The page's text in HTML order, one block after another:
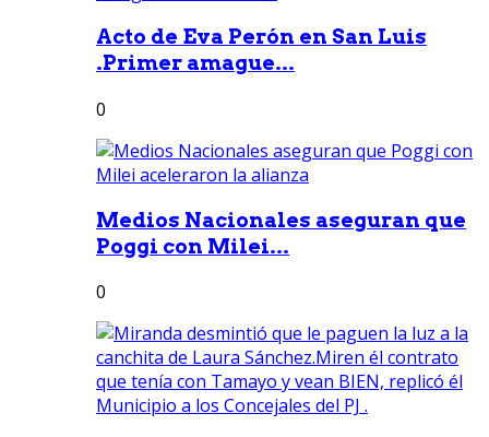
Acto de Eva Perón en San Luis
.Primer amague...
0
Medios Nacionales aseguran que
Poggi con Milei...
0